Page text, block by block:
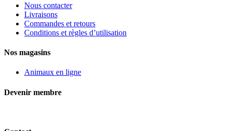
Nous contacter
Livraisons
Commandes et retours
Conditions et règles d’utilisation
Nos magasins
Animaux en ligne
Devenir membre